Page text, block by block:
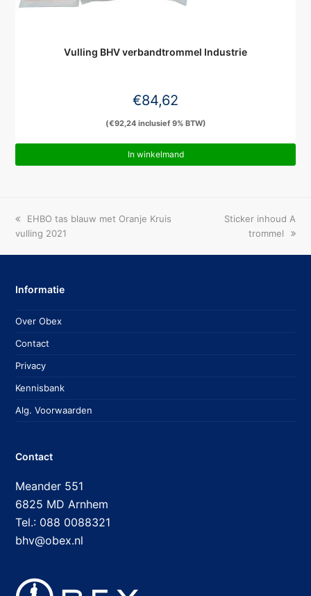
Vulling BHV verbandtrommel Industrie
€84,62
(€92,24inclusief 9% BTW)
In winkelmand
previous
post:
EHBO tas blauw met Oranje Kruis
vulling 2021
next
Sticker inhoud A
trommel
Informatie
Over Obex
Contact
Privacy
Kennisbank
Alg. Voorwaarden
Contact
Meander 551
6825 MD Arnhem
Tel.: 088 0088321
bhv@obex.nl